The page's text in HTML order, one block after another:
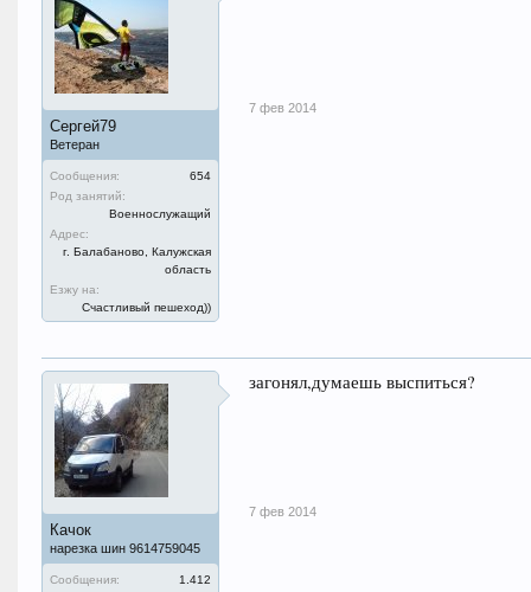
Сергей79
Ветеран
Сообщения:
654
Род занятий:
Военнослужащий
Адрес:
г. Балабаново, Калужская
область
Езжу на:
Счастливый пешеход))
7 фев 2014
Качок
нарезка шин 9614759045
Сообщения:
1.412
загонял,думаешь выспиться?
7 фев 2014